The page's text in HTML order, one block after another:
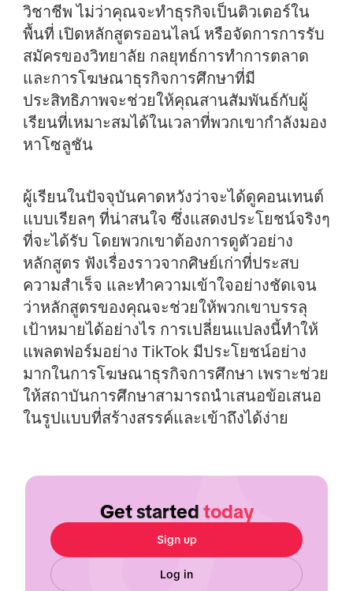
วิชาชีพ ไม่ว่าคุณจะทำธุรกิจเป็นติวเตอร์ใน
พื้นที่ เปิดหลักสูตรออนไลน์ หรือจัดการการรับ
สมัครของวิทยาลัย กลยุทธ์การทำการตลาด
และการโฆษณาธุรกิจการศึกษาที่มี
ประสิทธิภาพจะช่วยให้คุณสานสัมพันธ์กับผู้
เรียนที่เหมาะสมได้ในเวลาที่พวกเขากำลังมอง
หาโซลูชัน
ผู้เรียนในปัจจุบันคาดหวังว่าจะได้ดูคอนเทนต์
แบบเรียลๆ ที่น่าสนใจ ซึ่งแสดงประโยชน์จริงๆ
ที่จะได้รับ โดยพวกเขาต้องการดูตัวอย่าง
หลักสูตร ฟังเรื่องราวจากศิษย์เก่าที่ประสบ
ความสำเร็จ และทำความเข้าใจอย่างชัดเจน
ว่าหลักสูตรของคุณจะช่วยให้พวกเขาบรรลุ
เป้าหมายได้อย่างไร การเปลี่ยนแปลงนี้ทำให้
แพลตฟอร์มอย่าง TikTok มีประโยชน์อย่าง
มากในการโฆษณาธุรกิจการศึกษา เพราะช่วย
ให้สถาบันการศึกษาสามารถนำเสนอข้อเสนอ
ในรูปแบบที่สร้างสรรค์และเข้าถึงได้ง่าย
Get started today
Sign up
Log in